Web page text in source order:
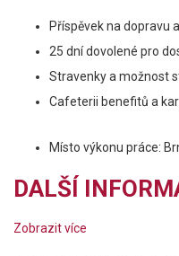
Příspěvek na dopravu
25 dní dovolené pro
Stravenky a možnost
Cafeterii benefitů a
Místo výkonu práce:
DALŠÍ
Zobrazit více